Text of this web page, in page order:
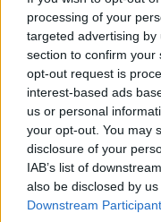
processing of your
targeted advertising
section to confirm your
opt-out request is
interest-based ads
us or personal
your opt-out. You may
disclosure of your
IAB’s list of
also be disclosed by
Downstream
KOMMENTAR
ESC-Finale morgen:
aufgestiegen – alle
KOMMENTAR
JJ hat den Abend
war solide, aber kein
Mai 2026